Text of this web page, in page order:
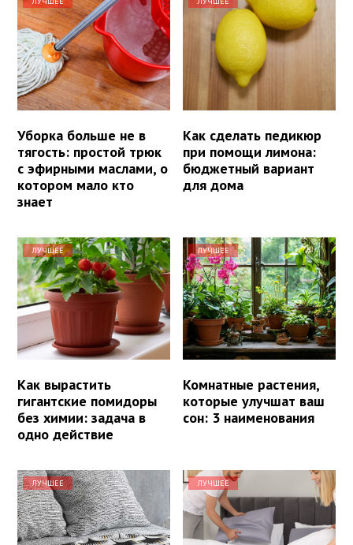
Уборка больше не в
тягость: простой трюк
с эфирными маслами, о
котором мало кто
знает
Как сделать педикюр
при помощи лимона:
бюджетный вариант
для дома
ЛУЧШЕЕ
Как вырастить
гигантские помидоры
без химии: задача в
одно действие
ЛУЧШЕЕ
Комнатные растения,
которые улучшат ваш
сон: 3 наименования
ЛУЧШЕЕ ЛУЧШЕЕ